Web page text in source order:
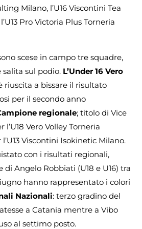
Milano, l’U16 Viscontini Tea
Pro Victoria Plus Torneria
scese in campo tre squadre,
sul podio. L’Under 16 Vero
riuscita a bissare il risultato
per il secondo anno
regionale; titolo di Vice
Vero Volley Torneria
Viscontini Isokinetic Milano.
con i risultati regionali,
Angelo Robbiati (U18 e U16) tra
hanno rappresentato i colori
Nazionali: terzo gradino del
a Catania mentre a Vibo
al settimo posto.